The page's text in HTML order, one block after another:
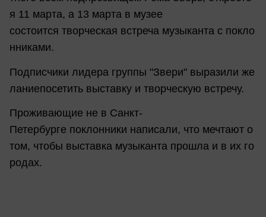
я 11 марта, а 13 марта в музее
состоится творческая встреча музыканта с покло
нниками.
Подписчики лидера группы "Звери" выразили же
ланиепосетить выставку и творческую встречу.
Проживающие не в Санкт-
Петербурге поклонники написали, что мечтают о
том, чтобы выставка музыканта прошла и в их го
родах.